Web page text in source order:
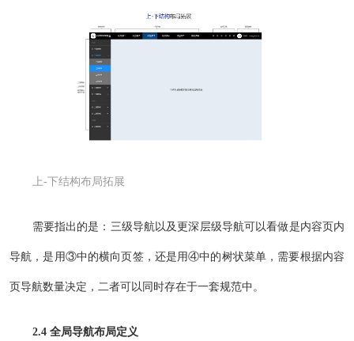
上-下结构布局拓展
需要指出的是：三级导航以及更深层级导航可以看做是内容页内
导航，是用③中的横向页签，还是用④中的树状菜单，需要根据内容
页导航数量决定，二者可以同时存在于一套规范中。
2.4 全局导航布局定义